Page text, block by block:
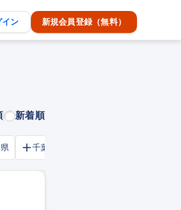
イン 新規会員登録（無料）
新着順
千葉市